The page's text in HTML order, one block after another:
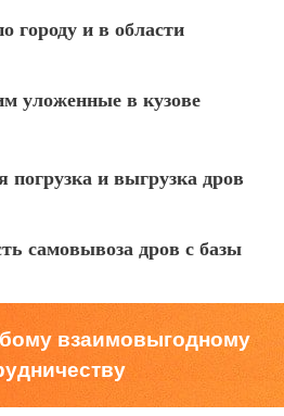
городу и в области
уложенные в кузове
погрузка и выгрузка дров
самовывоза дров с базы
взаимовыгодному